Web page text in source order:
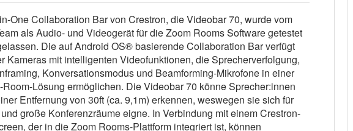
One Collaboration Bar von Crestron, die Videobar 70, wurde vom
als Audio- und Videogerät für die Zoom Rooms Software getestet
Die auf Android OS® basierende Collaboration Bar verfügt
Kameras mit intelligenten Videofunktionen, die Sprecherverfolgung,
Konversationsmodus und Beamforming-Mikrofone in einer
Room-Lösung ermöglichen. Die Videobar 70 könne Sprecher:innen
Entfernung von 30ft (ca. 9,1m) erkennen, weswegen sie sich für
große Konferenzräume eigne. In Verbindung mit einem Crestron-
der in die Zoom Rooms-Plattform integriert ist, können